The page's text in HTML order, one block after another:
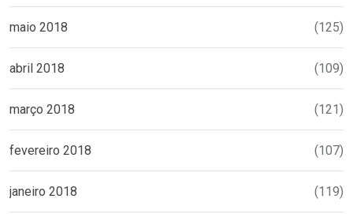
maio 2018 (125)
abril 2018 (109)
março 2018 (121)
fevereiro 2018 (107)
janeiro 2018 (119)